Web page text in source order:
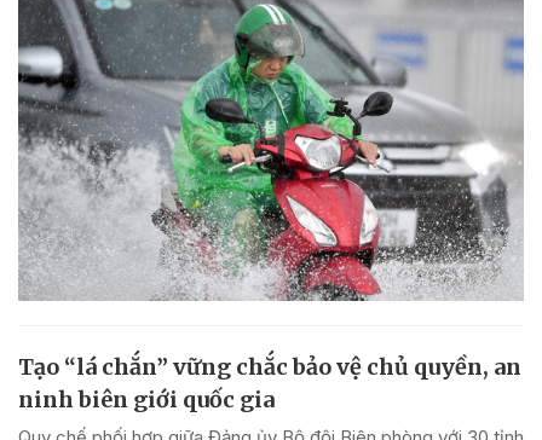
Tạo “lá chắn” vững chắc bảo vệ chủ quyền, an
ninh biên giới quốc gia